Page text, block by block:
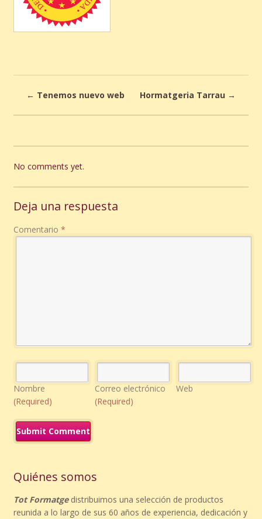
← Tenemos nuevo web Hormatgeria Tarrau →
No comments yet.
Deja una respuesta
Comentario *
Nombre
(Required)
Correo electrónico
(Required)
Web
Quiénes somos
Tot Formatgedistribuimos una selección de productos
reunida a lo largo de sus 60 años de experiencia, dedicación y